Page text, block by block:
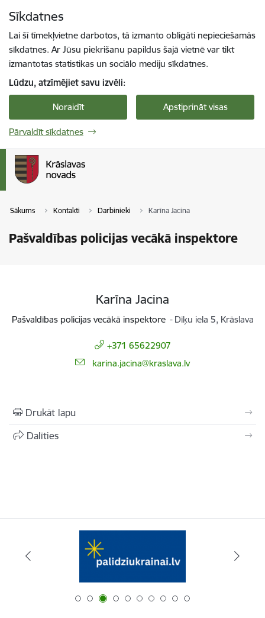
Sīkdatnes
Lai šī tīmekļvietne darbotos, tā izmanto obligāti nepieciešamās
sīkdatnes. Ar Jūsu piekrišanu papildus šajā vietnē var tikt
izmantotas statistikas un sociālo mediju sīkdatnes.
Lūdzu, atzīmējiet savu izvēli:
Noraidīt Apstiprināt visas
Pārvaldīt sīkdatnes
Sākums Kontakti Darbinieki Karīna Jacina
Pašvaldības policijas vecākā inspektore
Karīna Jacina
Pašvaldības policijas vecākā inspektore Dīķu iela 5, Krāslava
+371 65622907
E-pasts:
karina.jacina@kraslava.lv
Drukāt lapu
Dalīties